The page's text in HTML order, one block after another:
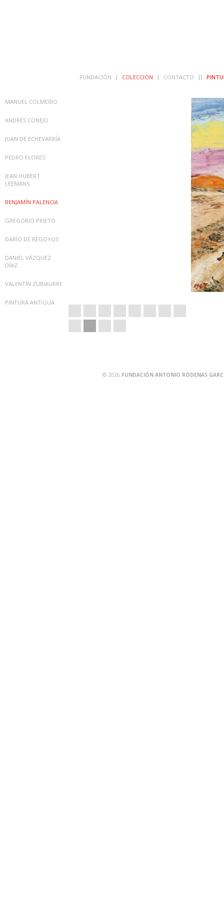
FUNDACIÓN COLECCIÓN CONTACTO
MANUEL COLMEIRO
ANDRÉS CONEJO
JUAN DE ECHEVARRÍA
PEDRO FLORES
JEAN HUBERT
LEEMANS
BENJAMÍN PALENCIA
GREGORIO PRIETO
DARÍO DE REGOYOS
DANIEL VÁZQUEZ
DÍAZ
VALENTÍN ZUBIAURRE
PINTURA ANTIGUA
© 2026 FUNDACIÓN ANTONIO RÓDENAS